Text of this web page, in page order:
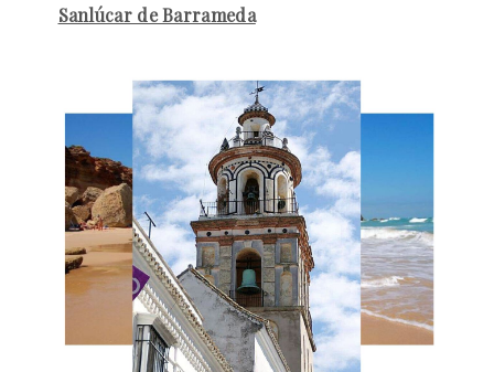
Sanlúcar de Barrameda